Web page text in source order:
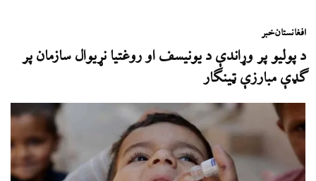
افغانستانخبر
د پولیو پر وړاندې د یونیسف او روغتیا نړیوال سازمان پر
ګډې مبارزې ټینګار